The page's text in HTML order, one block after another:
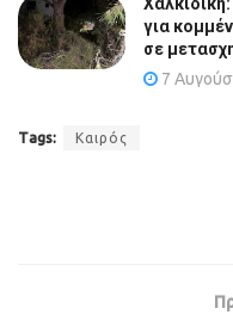
για
σε
7
Tags: Καιρός